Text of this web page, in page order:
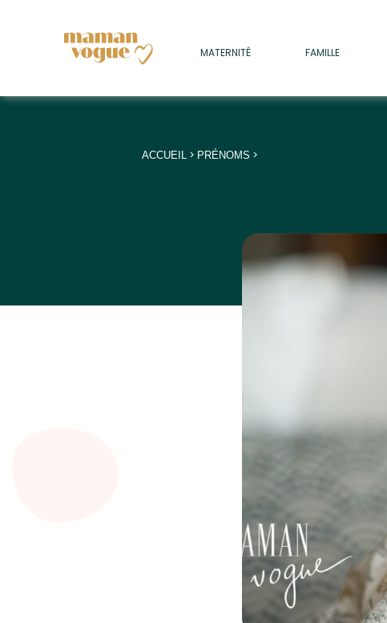
MATERNITÉ FAMILLE
+
+
ACCUEIL> PRÉNOMS >